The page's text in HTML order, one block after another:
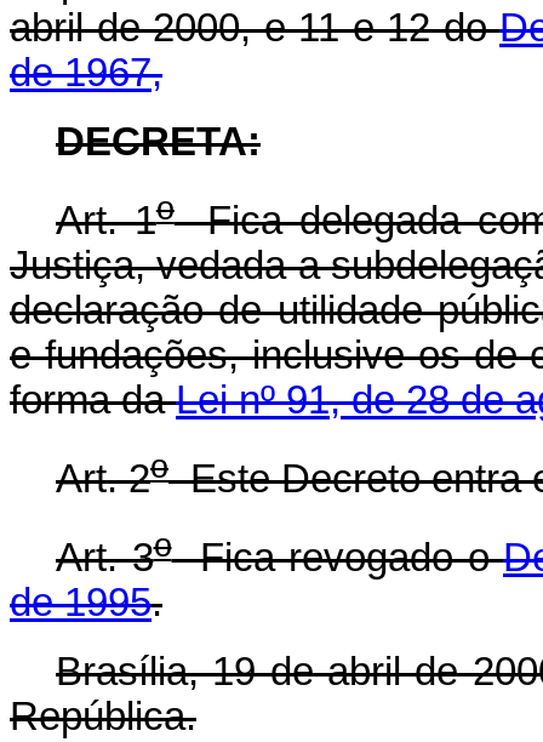
abril de 2000, e 11 e 12 do
de 1967,
DECRETA:
Art. 1oFica delegada
Justiça, vedada a
declaração de utilidade
e fundações, inclusive os de
forma daLei nº 91, de 28 de
Art. 2oEste Decreto entra
Art. 3oFica revogado o
de 1995.
Brasília, 19 de abril de
República.